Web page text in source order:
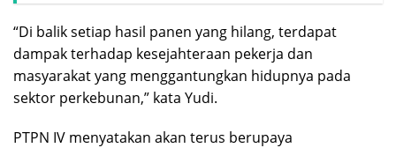
“Di balik setiap hasil panen yang hilang, terdapat
dampak terhadap kesejahteraan pekerja dan
masyarakat yang menggantungkan hidupnya pada
sektor perkebunan,” kata Yudi.
PTPN IV menyatakan akan terus berupaya